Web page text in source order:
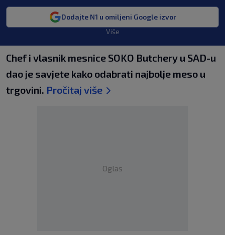
Dodajte N1 u omiljeni Google izvor
Više
Chef i vlasnik mesnice SOKO Butchery u SAD-u
dao je savjete kako odabrati najbolje meso u
trgovini. Pročitaj više
Oglas